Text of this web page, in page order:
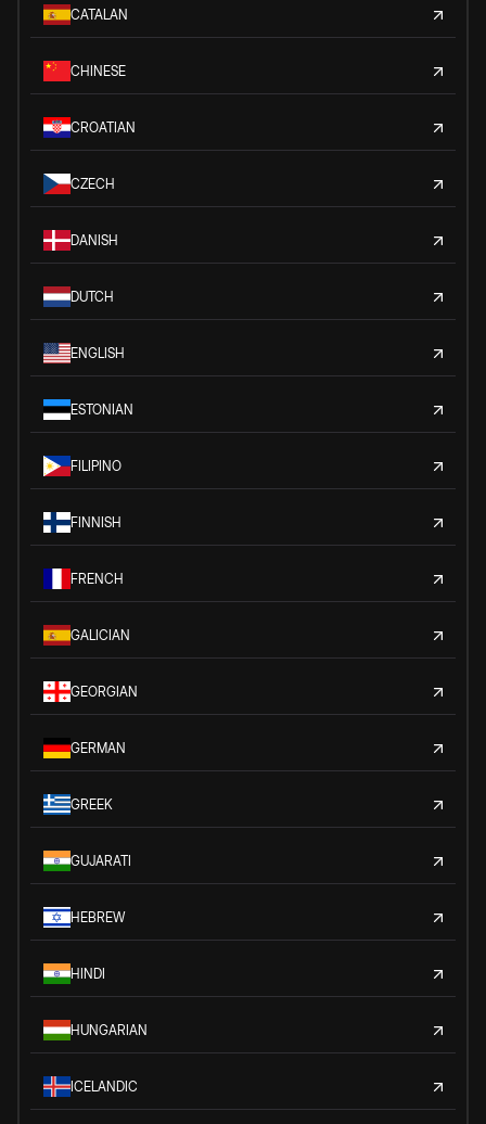
CATALAN
CHINESE
CROATIAN
CZECH
DANISH
DUTCH
ENGLISH
ESTONIAN
FILIPINO
FINNISH
FRENCH
GALICIAN
GEORGIAN
GERMAN
GREEK
GUJARATI
HEBREW
HINDI
HUNGARIAN
ICELANDIC